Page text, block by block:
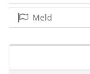
Meld